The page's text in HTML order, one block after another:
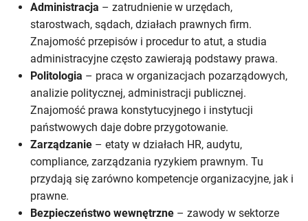
Administracja – zatrudnienie w urzędach,
starostwach, sądach, działach prawnych firm.
Znajomość przepisów i procedur to atut, a studia
administracyjne często zawierają podstawy prawa.
Politologia – praca w organizacjach pozarządowych,
analizie politycznej, administracji publicznej.
Znajomość prawa konstytucyjnego i instytucji
państwowych daje dobre przygotowanie.
Zarządzanie – etaty w działach HR, audytu,
compliance, zarządzania ryzykiem prawnym. Tu
przydają się zarówno kompetencje organizacyjne, jak i
prawne.
Bezpieczeństwo wewnętrzne – zawody w sektorze